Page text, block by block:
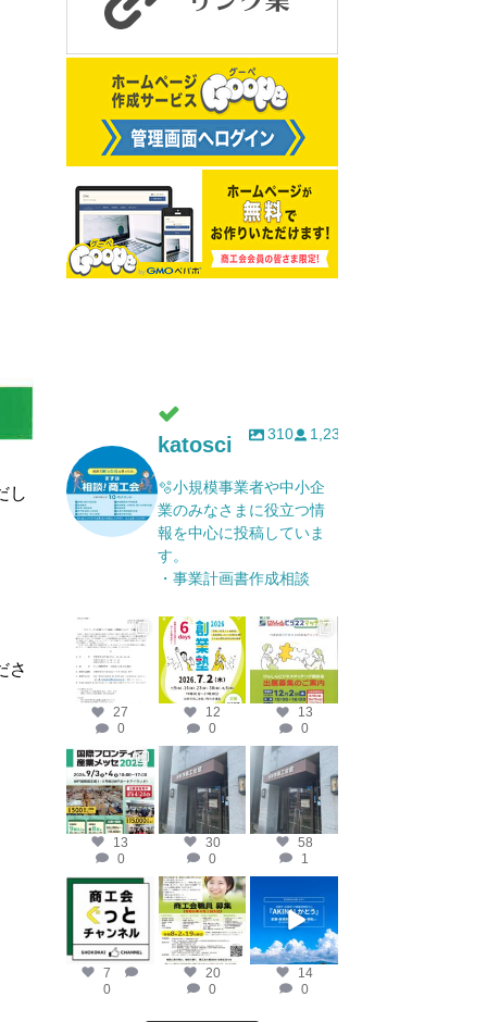
し
さ
katosci 310 1,232
🫧小規模事業者や中小企
業のみなさまに役立つ情
報を中心に投稿していま
す。
・事業計画書作成相談
katosci
6月 17
27
0
katosci
6月 12
12
0
katosci
4月 14
13
0
katosci
4月 10
13
0
katosci
4月 9
30
0
katosci
4月 8
58
1
katosci
2月 19
7
0
katosci
2月 12
20
0
2月 2
14
0